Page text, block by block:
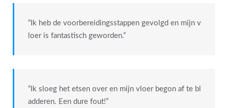
“Ik heb de voorbereidingsstappen gevolgd en mijn v
loer is fantastisch geworden.”
“Ik sloeg het etsen over en mijn vloer begon af te bl
adderen. Een dure fout!”